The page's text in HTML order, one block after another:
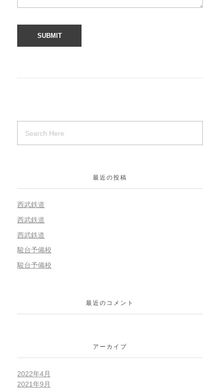
最近の投稿
西武鉄道
西武鉄道
西武鉄道
駿台予備校
駿台予備校
最近のコメント
アーカイブ
2022年4月
2021年9月